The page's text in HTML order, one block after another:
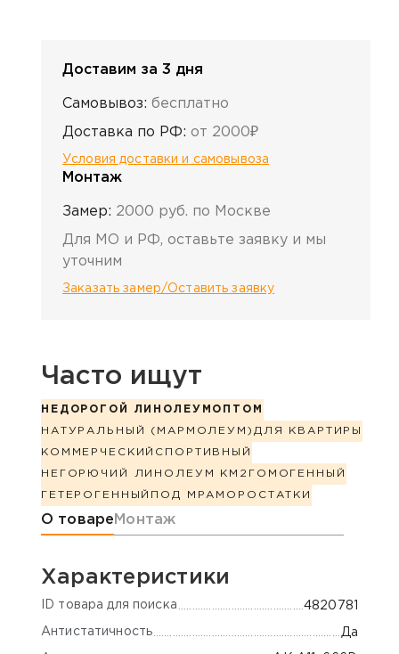
Доставим за 3 дня
Самовывоз: бесплатно
Доставка по РФ: от 2000₽
Условия доставки и самовывоза
Монтаж
Замер: 2000 руб. по Москве
Для МО и РФ, оставьте заявку и мы
уточним
Заказать замер/Оставить заявку
Часто ищут
НЕДОРОГОЙ ЛИНОЛЕУМ ОПТОМ
НАТУРАЛЬНЫЙ (МАРМОЛЕУМ) ДЛЯ КВАРТИРЫ
КОММЕРЧЕСКИЙ СПОРТИВНЫЙ
НЕГОРЮЧИЙ ЛИНОЛЕУМ КМ2 ГОМОГЕННЫЙ
ГЕТЕРОГЕННЫЙ ПОД МРАМОР ОСТАТКИ
Информация о товаре
О товаре Монтаж
Характеристики
ID товара для поиска 4820781
Антистатичность Да